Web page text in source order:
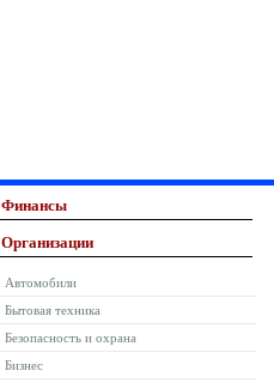
Финансы
Организации
Автомобили
Бытовая техника
Безопасность и охрана
Бизнес